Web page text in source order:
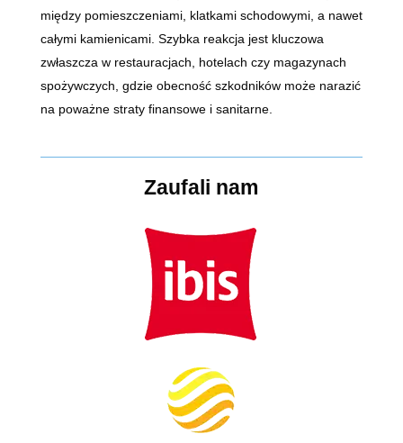
między pomieszczeniami, klatkami schodowymi, a nawet
całymi kamienicami. Szybka reakcja jest kluczowa
zwłaszcza w restauracjach, hotelach czy magazynach
spożywczych, gdzie obecność szkodników może narazić
na poważne straty finansowe i sanitarne.
Zaufali nam